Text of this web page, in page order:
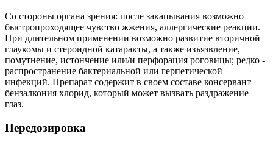
Со стороны органа зрения: после закапывания возможно
быстропроходящее чувство жжения, аллергические реакции.
При длительном применении возможно развитие вторичной
глаукомы и стероидной катаракты, а также изъязвление,
помутнение, истончение или/и перфорация роговицы; редко -
распространение бактериальной или герпетической
инфекций. Препарат содержит в своем составе консервант
бензалкония хлорид, который может вызвать раздражение
глаз.
Передозировка